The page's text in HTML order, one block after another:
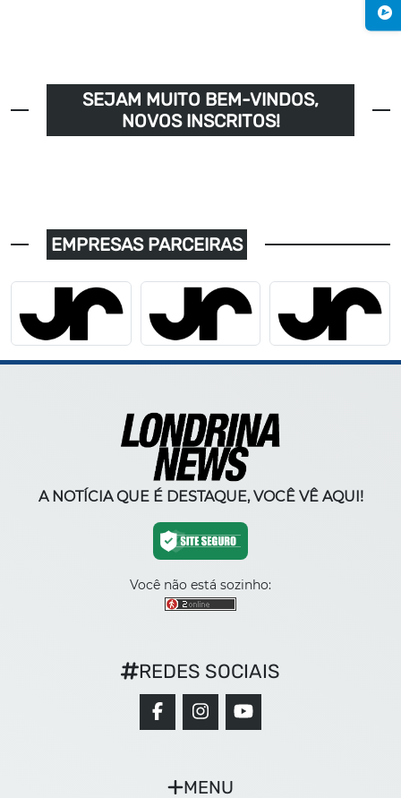
SEJAM MUITO BEM-VINDOS,
NOVOS INSCRITOS!
EMPRESAS PARCEIRAS
A NOTÍCIA QUE É DESTAQUE, VOCÊ VÊ AQUI!
Você não está sozinho:
MENU
REDES SOCIAIS